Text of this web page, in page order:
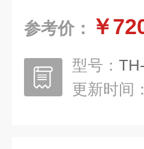
参考价： ￥
型号：
更新时间：